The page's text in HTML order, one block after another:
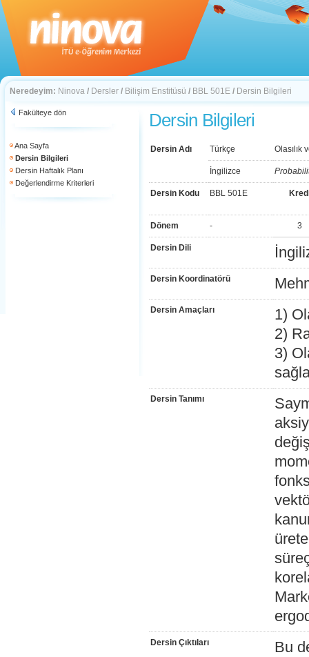
Neredeyim: Ninova / Dersler / Bilişim Enstitüsü / BBL 501E / Dersin Bilgileri
Fakülteye dön
Ana Sayfa
Dersin Bilgileri
Dersin Haftalık Planı
Değerlendirme Kriterleri
Dersin Bilgileri
Dersin Adı Türkçe Olasılık
İngilizce
Dersin Kodu BBL 501E
Dönem - 3
Dersin Dili
Dersin Koordinatörü
Dersin Amaçları
1)
2)
3)
Dersin Tanımı
Dersin Çıktıları
Bu